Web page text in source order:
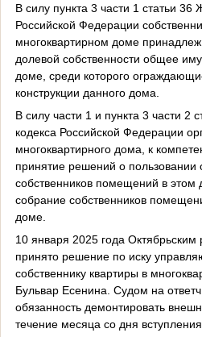
В силу пункта 3 части 1 статьи 36
Российской Федерации
многоквартирном доме
долевой собственности общее
доме, среди которого
конструкции данного дома.
В силу части 1 и пункта 3 части 2
кодекса Российской Федерации
многоквартирного дома, к
принятие решений о
собственников помещений в
собрание собственников
доме.
10 января 2025 года
принято решение по иску
собственнику квартиры в
Бульвар Есенина. Судом на
обязанность демонтировать
течение месяца со дня